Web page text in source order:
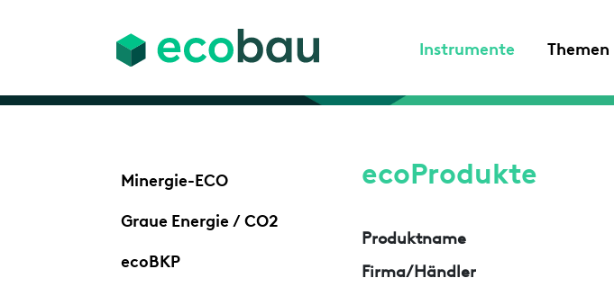
Instrumente Themen
Minergie-ECO
Graue Energie / CO2
ecoBKP
ecoProdukte
Produktname
Firma/Händler